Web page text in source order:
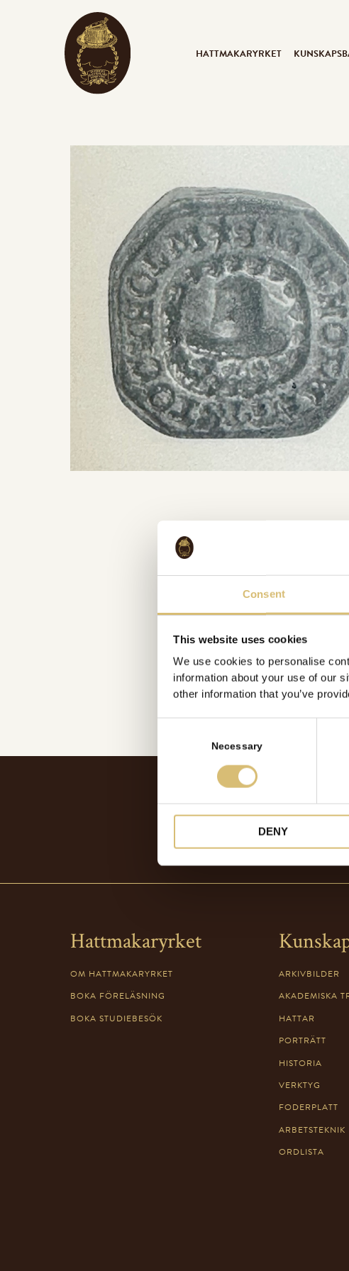
Consent
This website uses cookies
We use cookies to personalise
information about your use of our
other information that you’ve
n
e
Necessary
DENY
HATTMAKARYRKET
Hattmakaryrket
OM HATTMAKARYRKET
BOKA FÖRELÄSNING
BOKA STUDIEBESÖK
ARKIVBILDER
AKADEMISKA
HATTAR
PORTRÄTT
HISTORIA
VERKTYG
FODERPLATT
ARBETSTEKNIK
ORDLISTA